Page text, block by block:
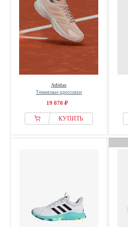
Adidas
Теннисные кроссовки
19 070 ₽
КУПИТЬ